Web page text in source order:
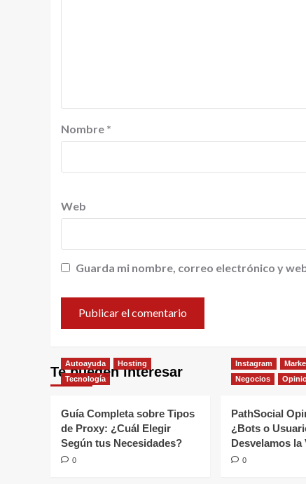
Nombre *
Web
Guarda mi nombre, correo electrónico y
Te pueden interesar
Autoayuda
Hosting
Tecnología
Guía Completa sobre Tipos
de Proxy: ¿Cuál Elegir
Según tus Necesidades?
0
Instagram
Negocios
PathSocial
¿Bots o
Desvelamos la
0